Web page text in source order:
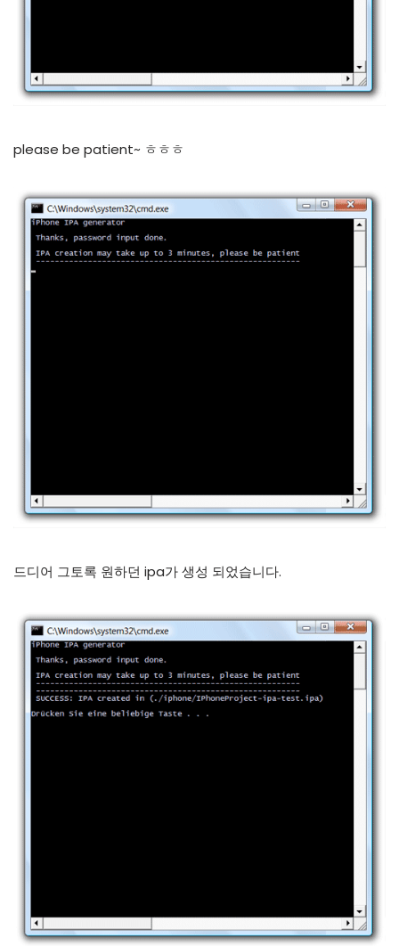
please be patient~ ㅎㅎㅎ
드디어 그토록 원하던 ipa가 생성 되었습니다.